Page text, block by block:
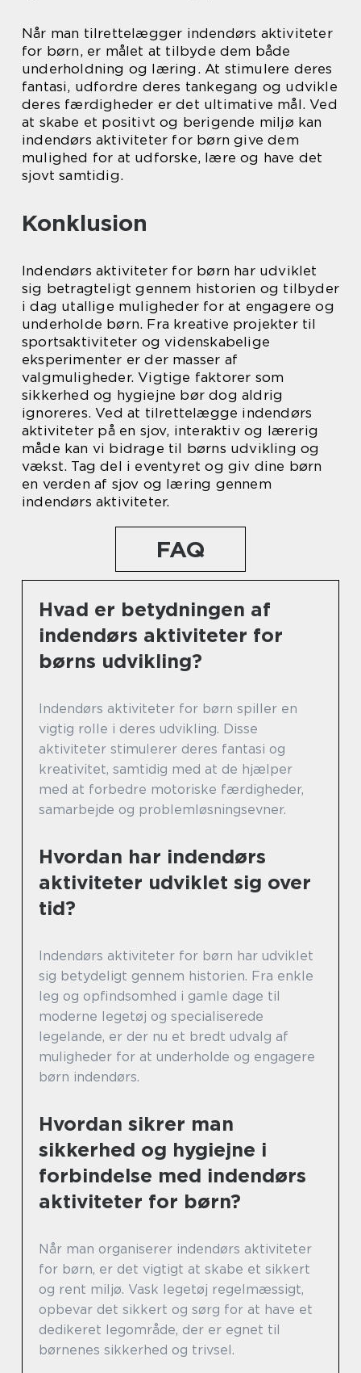
Når man tilrettelægger indendørs aktiviteter
for børn, er målet at tilbyde dem både
underholdning og læring. At stimulere deres
fantasi, udfordre deres tankegang og udvikle
deres færdigheder er det ultimative mål. Ved
at skabe et positivt og berigende miljø kan
indendørs aktiviteter for børn give dem
mulighed for at udforske, lære og have det
sjovt samtidig.
Konklusion
Indendørs aktiviteter for børn har udviklet
sig betragteligt gennem historien og tilbyder
i dag utallige muligheder for at engagere og
underholde børn. Fra kreative projekter til
sportsaktiviteter og videnskabelige
eksperimenter er der masser af
valgmuligheder. Vigtige faktorer som
sikkerhed og hygiejne bør dog aldrig
ignoreres. Ved at tilrettelægge indendørs
aktiviteter på en sjov, interaktiv og lærerig
måde kan vi bidrage til børns udvikling og
vækst. Tag del i eventyret og giv dine børn
en verden af sjov og læring gennem
indendørs aktiviteter.
FAQ
Hvad er betydningen af
indendørs aktiviteter for
børns udvikling?
Indendørs aktiviteter for børn spiller en
vigtig rolle i deres udvikling. Disse
aktiviteter stimulerer deres fantasi og
kreativitet, samtidig med at de hjælper
med at forbedre motoriske færdigheder,
samarbejde og problemløsningsevner.
Hvordan har indendørs
aktiviteter udviklet sig over
tid?
Indendørs aktiviteter for børn har udviklet
sig betydeligt gennem historien. Fra enkle
leg og opfindsomhed i gamle dage til
moderne legetøj og specialiserede
legelande, er der nu et bredt udvalg af
muligheder for at underholde og engagere
børn indendørs.
Hvordan sikrer man
sikkerhed og hygiejne i
forbindelse med indendørs
aktiviteter for børn?
Når man organiserer indendørs aktiviteter
for børn, er det vigtigt at skabe et sikkert
og rent miljø. Vask legetøj regelmæssigt,
opbevar det sikkert og sørg for at have et
dedikeret legområde, der er egnet til
børnenes sikkerhed og trivsel.